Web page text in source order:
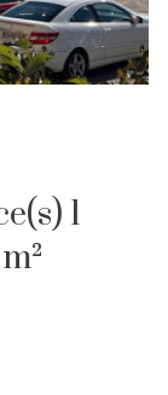
chambre(s) 27.71 m²